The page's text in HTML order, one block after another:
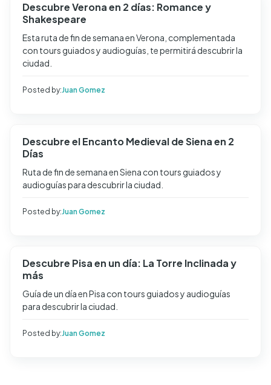
Descubre Verona en 2 días: Romance y
Shakespeare
Esta ruta de fin de semana en Verona, complementada
con tours guiados y audioguías, te permitirá descubrir la
ciudad.
Posted by:Juan Gomez
Descubre el Encanto Medieval de Siena en 2
Días
Ruta de fin de semana en Siena con tours guiados y
audioguías para descubrir la ciudad.
Posted by:Juan Gomez
Descubre Pisa en un día: La Torre Inclinada y
más
Guía de un día en Pisa con tours guiados y audioguías
para descubrir la ciudad.
Posted by:Juan Gomez